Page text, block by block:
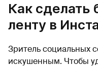
Как сделать
ленту в
Зритель социальных
искушенным. Чтобы